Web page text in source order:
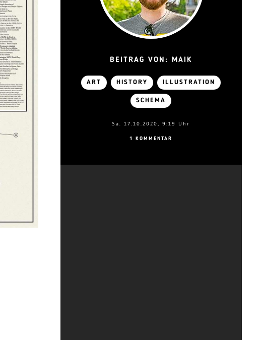
BEITRAG VON: MAIK
ART HISTORY ILLUSTRATION
SCHEMA
Sa. 17.10.2020, 9:19 Uhr
1 KOMMENTAR